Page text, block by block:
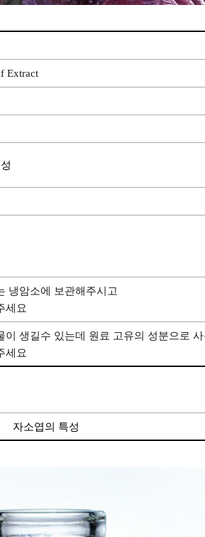
Extract
냉암소에 보관해주시고
세요
이 생길수 있는데 원료 고유의 성분으로
세요
자소엽의 특성